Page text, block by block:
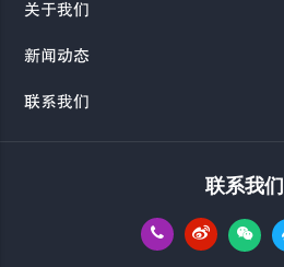
关于我们
新闻动态
联系我们
联系我们